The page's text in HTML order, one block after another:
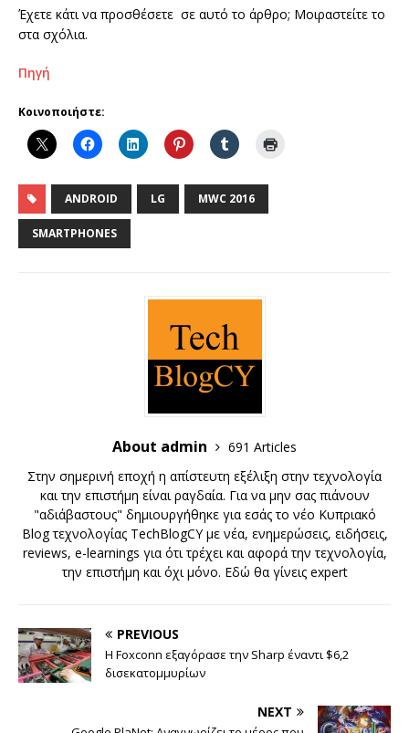
Έχετε κάτι να προσθέσετε σε αυτό το άρθρο; Μοιραστείτε το
στα σχόλια.
Πηγή
Κοινοποιήστε:
ANDROID LG MWC 2016
SMARTPHONES
About admin
691 Articles
Στην σημερινή εποχή η απίστευτη εξέλιξη στην τεχνολογία
και την επιστήμη είναι ραγδαία. Για να μην σας πιάνουν
"αδιάβαστους" δημιουργήθηκε για εσάς το νέο Κυπριακό
Blog τεχνολογίας TechBlogCY με νέα, ενημερώσεις, ειδήσεις,
reviews, e-learnings για ότι τρέχει και αφορά την τεχνολογία,
την επιστήμη και όχι μόνο. Εδώ θα γίνεις expert
PREVIOUS
Η Foxconn εξαγόρασε την Sharp έναντι $6,2
δισεκατομμυρίων
NEXT